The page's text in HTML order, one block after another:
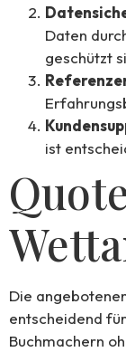
Daten
geschützt
ist
Die
entscheidend
Buchmachern